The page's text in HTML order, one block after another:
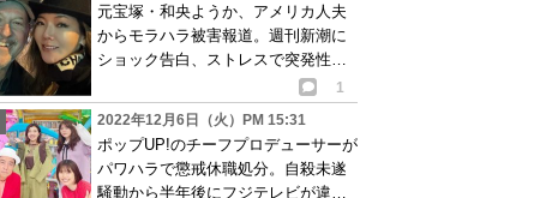
元宝塚・和央ようか、アメリカ人夫
からモラハラ被害報道。週刊新潮に
ショック告白、ストレスで突発性難
1
2022年12月6日（火）PM 15:31
ポップUP!のチーフプロデューサーが
パワハラで懲戒休職処分。自殺未遂
騒動から半年後にフジテレビが違反